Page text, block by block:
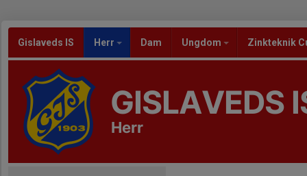
Gislaveds IS Herr Dam Ungdom Zinkteknik
GISLAVEDS
Herr